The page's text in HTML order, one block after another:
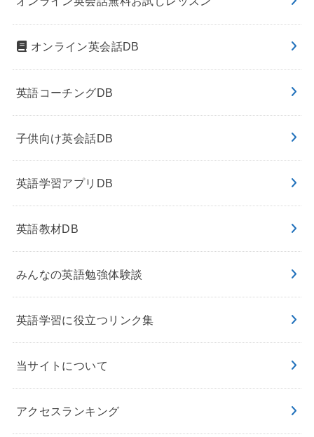
オンライン英会話DB
英語コーチングDB
子供向け英会話DB
英語学習アプリDB
英語教材DB
みんなの英語勉強体験談
英語学習に役立つリンク集
当サイトについて
アクセスランキング